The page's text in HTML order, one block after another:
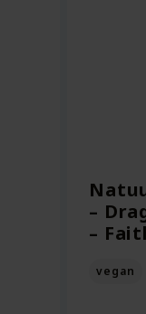
–
–
vegan